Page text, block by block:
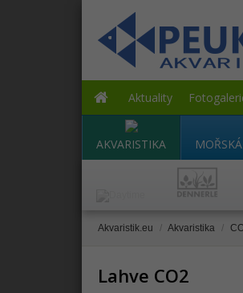
Aktuality
AKVARISTIKA
Akvaristik.eu / Akvaristika /
Lahve CO2